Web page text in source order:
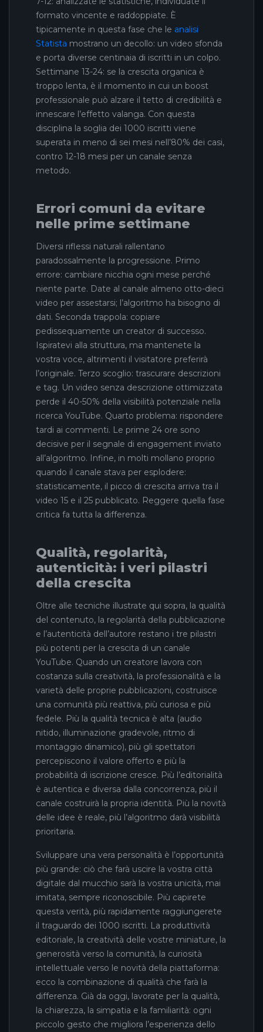
formato vincente e raddoppiate. È
tipicamente in questa fase che le analisi
Statista mostrano un decollo: un video sfonda
e porta diverse centinaia di iscritti in un colpo.
Settimane 13-24: se la crescita organica è
troppo lenta, è il momento in cui un boost
professionale può alzare il tetto di credibilità e
innescare l’effetto valanga. Con questa
disciplina la soglia dei 1000 iscritti viene
superata in meno di sei mesi nell’80% dei casi,
contro 12-18 mesi per un canale senza
metodo.
Errori comuni da evitare
nelle prime settimane
Diversi riflessi naturali rallentano
paradossalmente la progressione. Primo
errore: cambiare nicchia ogni mese perché
niente parte. Date al canale almeno otto-dieci
video per assestarsi; l’algoritmo ha bisogno di
dati. Seconda trappola: copiare
pedissequamente un creator di successo.
Ispiratevi alla struttura, ma mantenete la
vostra voce, altrimenti il visitatore preferirà
l’originale. Terzo scoglio: trascurare descrizioni
e tag. Un video senza descrizione ottimizzata
perde il 40-50% della visibilità potenziale nella
ricerca YouTube. Quarto problema: rispondere
tardi ai commenti. Le prime 24 ore sono
decisive per il segnale di engagement inviato
all’algoritmo. Infine, in molti mollano proprio
quando il canale stava per esplodere:
statisticamente, il picco di crescita arriva tra il
video 15 e il 25 pubblicato. Reggere quella fase
critica fa tutta la differenza.
Qualità, regolarità,
autenticità: i veri pilastri
della crescita
Oltre alle tecniche illustrate qui sopra, la qualità
del contenuto, la regolarità della pubblicazione
e l’autenticità dell’autore restano i tre pilastri
più potenti per la crescita di un canale
YouTube. Quando un creatore lavora con
costanza sulla creatività, la professionalità e la
varietà delle proprie pubblicazioni, costruisce
una comunità più reattiva, più curiosa e più
fedele. Più la qualità tecnica è alta (audio
nitido, illuminazione gradevole, ritmo di
montaggio dinamico), più gli spettatori
percepiscono il valore offerto e più la
probabilità di iscrizione cresce. Più l’editorialità
è autentica e diversa dalla concorrenza, più il
canale costruirà la propria identità. Più la novità
delle idee è reale, più l’algoritmo darà visibilità
prioritaria.
Sviluppare una vera personalità è l’opportunità
più grande: ciò che farà uscire la vostra città
digitale dal mucchio sarà la vostra unicità, mai
imitata, sempre riconoscibile. Più capirete
questa verità, più rapidamente raggiungerete
il traguardo dei 1000 iscritti. La produttività
editoriale, la creatività delle vostre miniature, la
generosità verso la comunità, la curiosità
intellettuale verso le novità della piattaforma:
ecco la combinazione di qualità che farà la
differenza. Già da oggi, lavorate per la qualità,
la chiarezza, la simpatia e la familiarità: ogni
piccolo gesto che migliora l’esperienza dello